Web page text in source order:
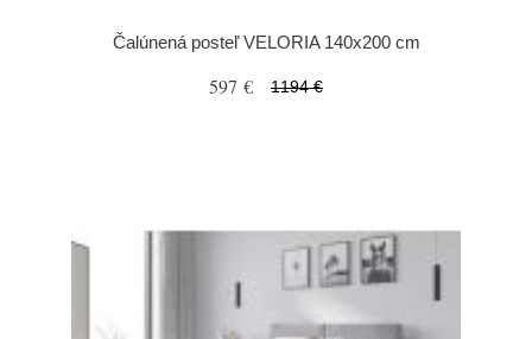
Čalúnená posteľ VELORIA 140x200 cm
597 € 1194 €